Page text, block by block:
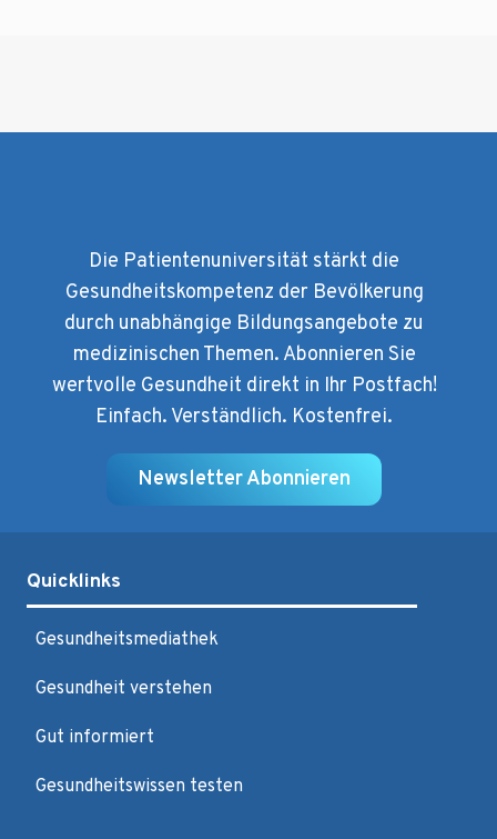
Die Patientenuniversität stärkt die
Gesundheitskompetenz der Bevölkerung
durch unabhängige Bildungsangebote zu
medizinischen Themen. Abonnieren Sie
wertvolle Gesundheit direkt in Ihr Postfach!
Einfach. Verständlich. Kostenfrei.
Newsletter Abonnieren
Quicklinks
Gesundheitsmediathek
Gesundheit verstehen
Gut informiert
Gesundheitswissen testen